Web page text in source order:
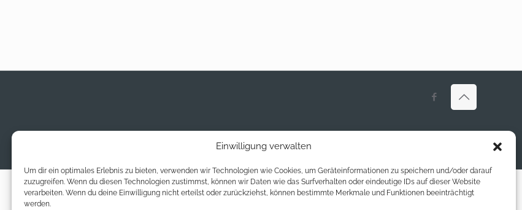
Einwilligung verwalten
Um dir ein optimales Erlebnis zu bieten, verwenden wir Technologien wie Cookies, um Geräteinformationen zu speichern und/oder darauf
zuzugreifen. Wenn du diesen Technologien zustimmst, können wir Daten wie das Surfverhalten oder eindeutige IDs auf dieser Website
verarbeiten. Wenn du deine Einwilligung nicht erteilst oder zurückziehst, können bestimmte Merkmale und Funktionen beeinträchtigt
werden.